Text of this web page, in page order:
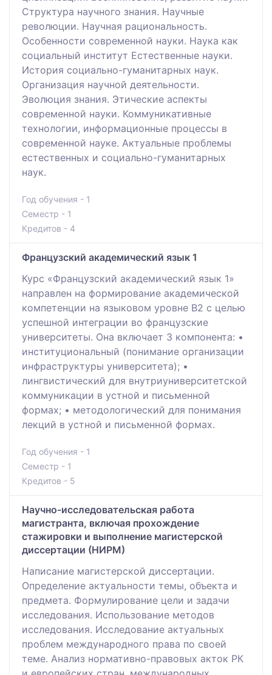
Структура научного знания. Научные
революции. Научная рациональность.
Особенности современной науки. Наука как
социальный институт Естественные науки.
История социально-гуманитарных наук.
Организация научной деятельности.
Эволюция знания. Этические аспекты
современной науки. Коммуникативные
технологии, информационные процессы в
современной науке. Актуальные проблемы
естественных и социально-гуманитарных
наук.
Год обучения - 1
Семестр - 1
Кредитов - 4
Французский академический язык 1
Курс «Французский академический язык 1»
направлен на формирование академической
компетенции на языковом уровне В2 с целью
успешной интеграции во французские
университеты. Она включает 3 компонента: •
институциональный (понимание организации
инфраструктуры университета); •
лингвистический для внутриуниверситетской
коммуникации в устной и письменной
формах; • методологический для понимания
лекций в устной и письменной формах.
Год обучения - 1
Семестр - 1
Кредитов - 5
Научно-исследовательская работа
магистранта, включая прохождение
стажировки и выполнение магистерской
диссертации (НИРМ)
Написание магистерской диссертации.
Определение актуальности темы, объекта и
предмета. Формулирование цели и задачи
исследования. Использование методов
исследования. Исследование актуальных
проблем международного права по своей
теме. Анализ нормативно-правовых акток РК